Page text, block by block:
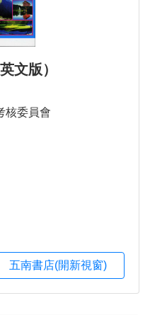
文版）
核委員會
五南書店(開新視窗)